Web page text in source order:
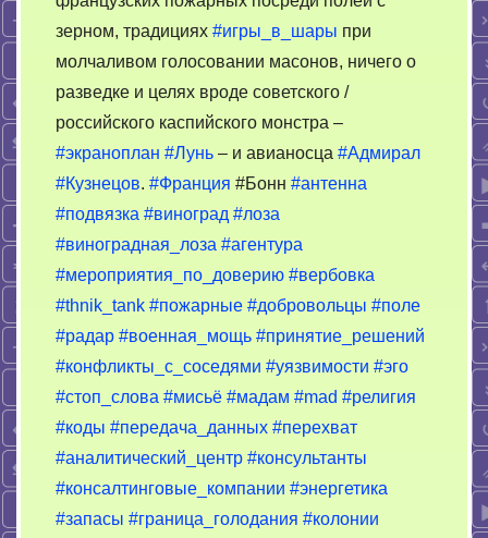
зерном, традициях #игры_в_шары при
молчаливом голосовании масонов, ничего о
разведке и целях вроде советского /
российского каспийского монстра –
#экраноплан #Лунь – и авианосца #Адмирал
#Кузнецов. #Франция #Бонн #антенна
#подвязка #виноград #лоза
#виноградная_лоза #агентура
#мероприятия_по_доверию #вербовка
#thnik_tank #пожарные #добровольцы #поле
#радар #военная_мощь #принятие_решений
#конфликты_с_соседями #уязвимости #эго
#стоп_слова #мисьё #мадам #mad #религия
#коды #передача_данных #перехват
#аналитический_центр #консультанты
#консалтинговые_компании #энергетика
#запасы #граница_голодания #колонии